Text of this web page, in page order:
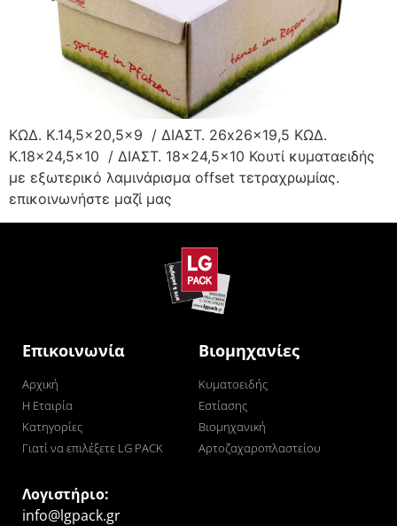
ΚΩΔ. K.14,5×20,5×9 / ΔΙΑΣΤ. 26x26x19,5 ΚΩΔ.
K.18×24,5×10 / ΔΙΑΣΤ. 18×24,5×10 Κουτί κυματαειδής
με εξωτερικό λαμινάρισμα offset τετραχρωμίας.
επικοινωνήστε μαζί μας
Επικοινωνία
Αρχική
Η Εταιρία
Κατηγορίες
Γιατί να επιλέξετε LG PACK
Βιομηχανίες
Κυματοειδής
Εστίασης
Βιομηχανική
Αρτοζαχαροπλαστείου
Λογιστήριο:
info@lgpack.gr